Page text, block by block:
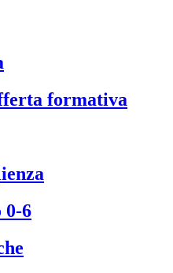
formativa
0-6